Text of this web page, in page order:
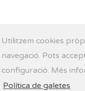
Utilitzem cookies
navegació. Pots
configuració. Més
Política de galetes